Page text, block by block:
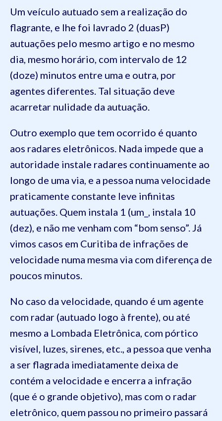
Um veículo autuado sem a realização do
flagrante, e lhe foi lavrado 2 (duasP)
autuações pelo mesmo artigo e no mesmo
dia, mesmo horário, com intervalo de 12
(doze) minutos entre uma e outra, por
agentes diferentes. Tal situação deve
acarretar nulidade da autuação.
Outro exemplo que tem ocorrido é quanto
aos radares eletrônicos. Nada impede que a
autoridade instale radares continuamente ao
longo de uma via, e a pessoa numa velocidade
praticamente constante leve infinitas
autuações. Quem instala 1 (um_, instala 10
(dez), e não me venham com “bom senso”. Já
vimos casos em Curitiba de infrações de
velocidade numa mesma via com diferença de
poucos minutos.
No caso da velocidade, quando é um agente
com radar (autuado logo à frente), ou até
mesmo a Lombada Eletrônica, com pórtico
visível, luzes, sirenes, etc., a pessoa que venha
a ser flagrada imediatamente deixa de
contém a velocidade e encerra a infração
(que é o grande objetivo), mas com o radar
eletrônico, quem passou no primeiro passará